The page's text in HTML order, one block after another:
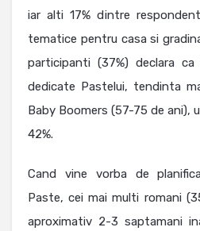
iar alti 17% dintre
tematice pentru casa si
participanti (37%) declara
dedicate Pastelui, tendinta
Baby Boomers (57-75 de ani),
42%.
Cand vine vorba de
Paste, cei mai multi romani
aproximativ 2-3 saptamani